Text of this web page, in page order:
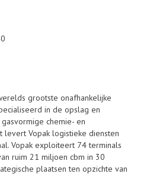
grootste onafhankelijke
in de opslag en
chemie- en
levert Vopak logistieke diensten
Vopak exploiteert 74 terminals
ruim 21 miljoen cbm in 30
plaatsen ten opzichte van